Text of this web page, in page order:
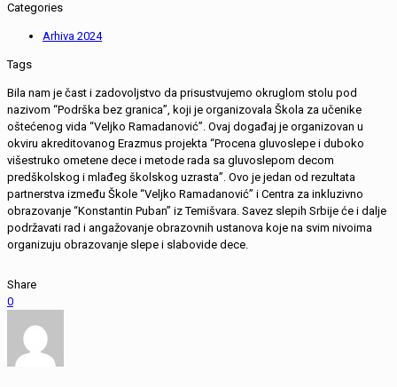
Categories
Arhiva 2024
Tags
Bila nam je čast i zadovoljstvo da prisustvujemo okruglom stolu pod
nazivom “Podrška bez granica”, koji je organizovala Škola za učenike
oštećenog vida “Veljko Ramadanović”. Ovaj događaj je organizovan u
okviru akreditovanog Erazmus projekta “Procena gluvoslepe i duboko
višestruko ometene dece i metode rada sa gluvoslepom decom
predškolskog i mlađeg školskog uzrasta”. Ovo je jedan od rezultata
partnerstva između Škole “Veljko Ramadanović” i Centra za inkluzivno
obrazovanje “Konstantin Puban” iz Temišvara. Savez slepih Srbije će i dalje
podržavati rad i angažovanje obrazovnih ustanova koje na svim nivoima
organizuju obrazovanje slepe i slabovide dece.
Share
0